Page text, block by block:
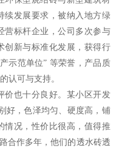
续发展要求，被纳入地方绿
营标杆企业，公司多次参与
创新与标准化发展，获得行
示范单位” 等荣誉，产品质
认可与支持。
价也十分良好。某小区开发
好，色泽均匀、硬度高，铺
情况，性价比很高，值得推
合作多年，他们的透水砖透